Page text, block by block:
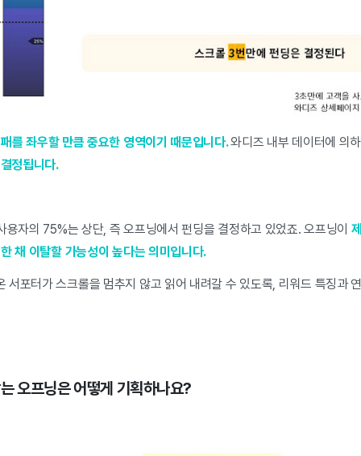
를 좌우할 만큼 중요한 영역이기 때문입니다.와디즈 내부 데이터에 의
정됩니다.
자의 75%는 상단, 즉 오프닝에서 펀딩을 결정하고 있었죠. 오프닝이
채 이탈할 가능성이 높다는 의미입니다.
서포터가 스크롤을 멈추지 않고 읽어 내려갈 수 있도록, 리워드 특징과
오프닝은 어떻게 기획하나요?